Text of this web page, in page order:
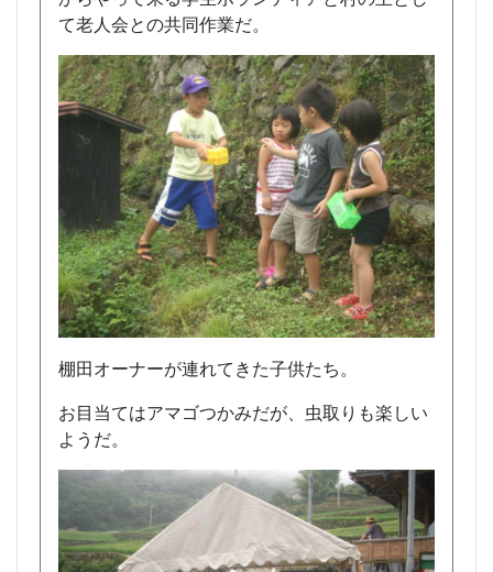
て老人会との共同作業だ。
棚田オーナーが連れてきた子供たち。
お目当てはアマゴつかみだが、虫取りも楽しい
ようだ。